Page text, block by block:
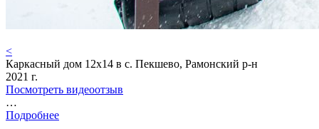
<
Каркасный дом 12х14 в с. Пекшево, Рамонский р-н
2021 г.
Посмотреть видеоотзыв
…
Подробнее